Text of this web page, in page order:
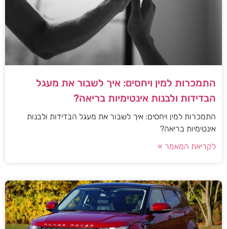
התמכרות למין ויחסים: איך לשבור את מעגל
הבדידות ולבנות אינטימיות בריאה?
התמכרות למין ויחסים: איך לשבור את מעגל הבדידות ולבנות
אינטימיות בריאה?
לקריאת המאמר »